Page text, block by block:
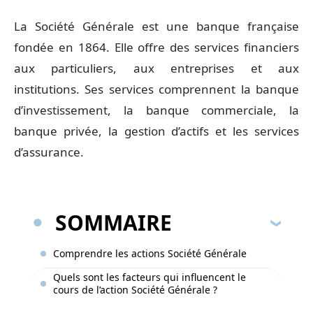
La Société Générale est une banque française
fondée en 1864. Elle offre des services financiers
aux particuliers, aux entreprises et aux
institutions. Ses services comprennent la banque
d’investissement, la banque commerciale, la
banque privée, la gestion d’actifs et les services
d’assurance.
SOMMAIRE
Comprendre les actions Société Générale
Quels sont les facteurs qui influencent le
cours de l’action Société Générale ?